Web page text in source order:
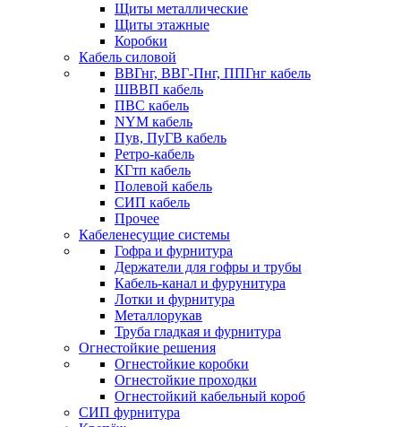
Щиты металлические
Щиты этажные
Коробки
Кабель силовой
ВВГнг, ВВГ-Пнг, ППГнг кабель
ШВВП кабель
ПВС кабель
NYM кабель
Пув, ПуГВ кабель
Ретро-кабель
КГтп кабель
Полевой кабель
СИП кабель
Прочее
Кабеленесущие системы
Гофра и фурнитура
Держатели для гофры и трубы
Кабель-канал и фурунитура
Лотки и фурнитура
Металлорукав
Труба гладкая и фурнитура
Огнестойкие решения
Огнестойкие коробки
Огнестойкие проходки
Огнестойкий кабельный короб
СИП фурнитура